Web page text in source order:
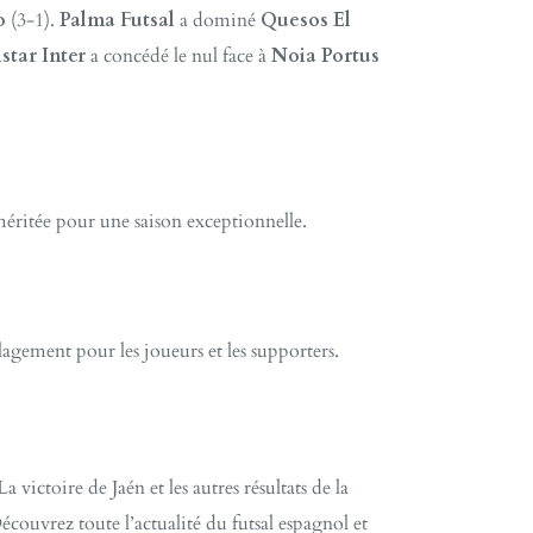
(3-1). Palma Futsal a dominé Quesos El
Intera concédé le nul face àNoia Portus
pour une saison exceptionnelle.
pour les joueurs et les supporters.
victoire de Jaén et les autres résultats de la
toute l’actualité du futsal espagnol et